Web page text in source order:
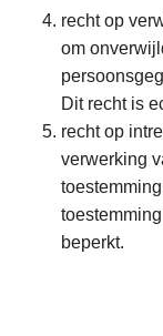
recht op
om
Dit recht is
recht op
verwerking
beperkt.